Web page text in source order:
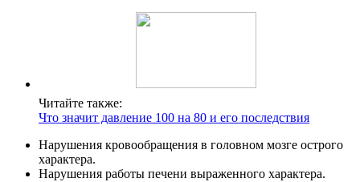
Читайте также:
Что значит давление 100 на 80 и его последствия
Нарушения кровообращения в головном мозге острого
характера.
Нарушения работы печени выраженного характера.